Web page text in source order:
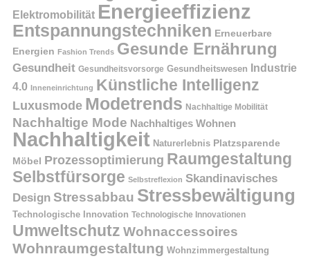
Elektromobilität Energieeffizienz
Entspannungstechniken Erneuerbare
Energien Fashion Trends Gesunde Ernährung
Gesundheit Gesundheitsvorsorge Gesundheitswesen
Industrie
4.0
Inneneinrichtung Künstliche Intelligenz
Luxusmode Modetrends Nachhaltige Mobilität
Nachhaltige Mode Nachhaltiges Wohnen
Nachhaltigkeit Naturerlebnis Platzsparende
Möbel Prozessoptimierung Raumgestaltung
Selbstfürsorge Selbstreflexion Skandinavisches
Design Stressabbau Stressbewältigung
Technologische Innovation Technologische Innovationen
Umweltschutz Wohnaccessoires
Wohnraumgestaltung Wohnzimmergestaltung